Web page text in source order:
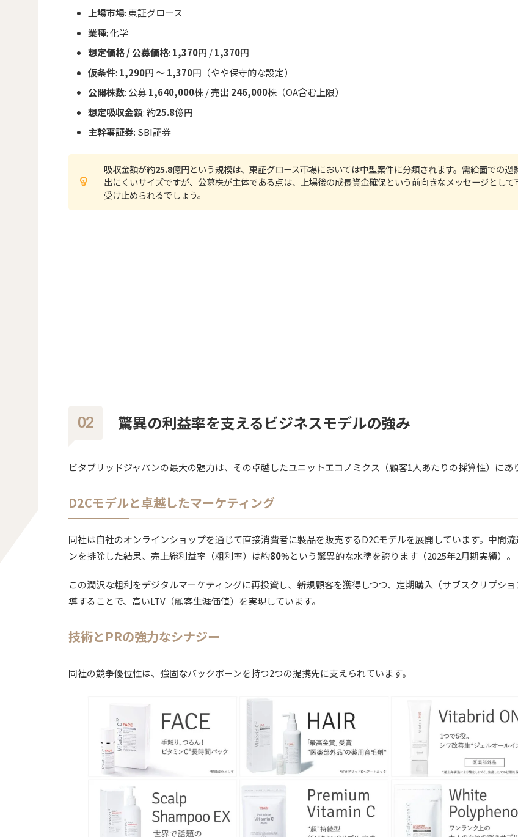
上場市場: 東証グロース
業種: 化学
想定価格 / 公募価格: 1,370円 /1,370円
仮条件: 1,290円 ～1,370円（やや保守的な設定）
公開株数: 公募1,640,000株 / 売出 246,000株（OA含む上限）
想定吸収金額: 約25.8億円
主幹事証券: SBI証券
吸収金額が約25.8億円という規模は、東証グロース市場においては中型案件に分類されます。需給面での過
出にくいサイズですが、公募株が主体である点は、上場後の成長資金確保という前向きなメッセージとして
受け止められるでしょう。
驚異の利益率を支えるビジネスモデルの強み
ビタブリッドジャパンの最大の魅力は、その卓越したユニットエコノミクス（顧客1人あたりの採算性）にあ
D2Cモデルと卓越したマーケティング
同社は自社のオンラインショップを通じて直接消費者に製品を販売するD2Cモデルを展開しています。中間
ンを排除した結果、売上総利益率（粗利率）は約80%という驚異的な水準を誇ります（2025年2月期実績）。
この潤沢な粗利をデジタルマーケティングに再投資し、新規顧客を獲得しつつ、定期購入（サブスクリプシ
導することで、高いLTV（顧客生涯価値）を実現しています。
技術とPRの強力なシナジー
同社の競争優位性は、強固なバックボーンを持つ2つの提携先に支えられています。